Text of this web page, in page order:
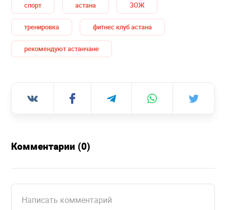
спорт астана ЗОЖ
тренировка фитнес клуб астана
рекомендуют астанчане
Комментарии (0)